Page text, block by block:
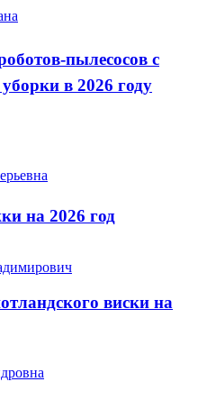
пылесосов с
в 2026 году
на 2026 год
виски на